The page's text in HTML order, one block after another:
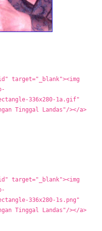
target="_blank"><img
336x280-1a.gif"
Tinggal Landas"/></a>
target="_blank"><img
336x280-1s.png"
Tinggal Landas"/></a>